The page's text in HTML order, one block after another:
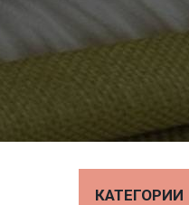
КАТЕГОРИИ